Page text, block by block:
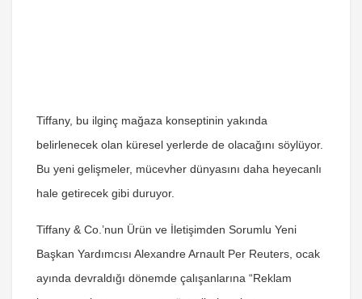
Tiffany, bu ilginç mağaza konseptinin yakında
belirlenecek olan küresel yerlerde de olacağını söylüyor.
Bu yeni gelişmeler, mücevher dünyasını daha heyecanlı
hale getirecek gibi duruyor.
Tiffany & Co.’nun Ürün ve İletişimden Sorumlu Yeni
Başkan Yardımcısı Alexandre Arnault Per Reuters, ocak
ayında devraldığı dönemde çalışanlarına “Reklam